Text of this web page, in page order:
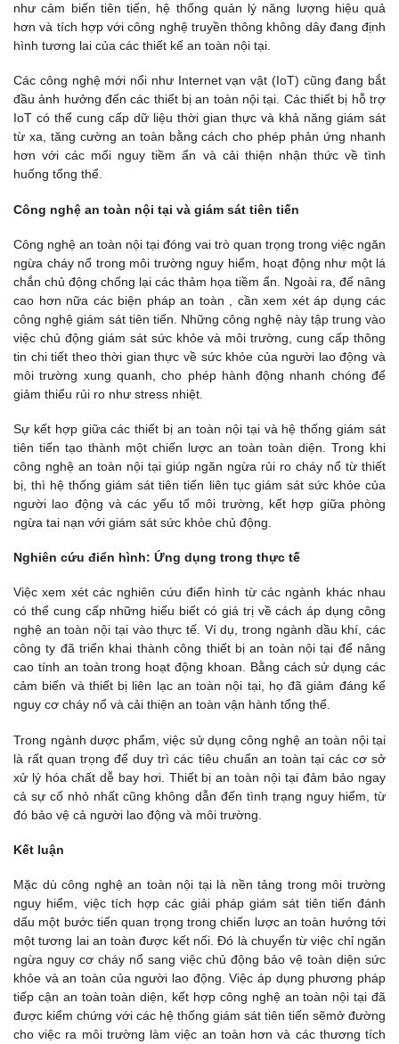
như cảm biến tiên tiến, hệ thống quản lý năng lượng hiệu quả
hơn và tích hợp với công nghệ truyền thông không dây đang định
hình tương lai của các thiết kế an toàn nội tại.
Các công nghệ mới nổi như Internet vạn vật (IoT) cũng đang bắt
đầu ảnh hưởng đến các thiết bị an toàn nội tại. Các thiết bị hỗ trợ
IoT có thể cung cấp dữ liệu thời gian thực và khả năng giám sát
từ xa, tăng cường an toàn bằng cách cho phép phản ứng nhanh
hơn với các mối nguy tiềm ẩn và cải thiện nhận thức về tình
huống tổng thể.
Công nghệ an toàn nội tại và giám sát tiên tiến
Công nghệ an toàn nội tại đóng vai trò quan trọng trong việc ngăn
ngừa cháy nổ trong môi trường nguy hiểm, hoạt động như một lá
chắn chủ động chống lại các thảm họa tiềm ẩn. Ngoài ra, để nâng
cao hơn nữa các biện pháp an toàn , cần xem xét áp dụng các
công nghệ giám sát tiên tiến. Những công nghệ này tập trung vào
việc chủ động giám sát sức khỏe và môi trường, cung cấp thông
tin chi tiết theo thời gian thực về sức khỏe của người lao động và
môi trường xung quanh, cho phép hành động nhanh chóng để
giảm thiểu rủi ro như stress nhiệt.
Sự kết hợp giữa các thiết bị an toàn nội tại và hệ thống giám sát
tiên tiến tạo thành một chiến lược an toàn toàn diện. Trong khi
công nghệ an toàn nội tại giúp ngăn ngừa rủi ro cháy nổ từ thiết
bị, thì hệ thống giám sát tiên tiến liên tục giám sát sức khỏe của
người lao động và các yếu tố môi trường, kết hợp giữa phòng
ngừa tai nạn với giám sát sức khỏe chủ động.
Nghiên cứu điển hình: Ứng dụng trong thực tế
Việc xem xét các nghiên cứu điển hình từ các ngành khác nhau
có thể cung cấp những hiểu biết có giá trị về cách áp dụng công
nghệ an toàn nội tại vào thực tế. Ví dụ, trong ngành dầu khí, các
công ty đã triển khai thành công thiết bị an toàn nội tại để nâng
cao tính an toàn trong hoạt động khoan. Bằng cách sử dụng các
cảm biến và thiết bị liên lạc an toàn nội tại, họ đã giảm đáng kể
nguy cơ cháy nổ và cải thiện an toàn vận hành tổng thể.
Trong ngành dược phẩm, việc sử dụng công nghệ an toàn nội tại
là rất quan trọng để duy trì các tiêu chuẩn an toàn tại các cơ sở
xử lý hóa chất dễ bay hơi. Thiết bị an toàn nội tại đảm bảo ngay
cả sự cố nhỏ nhất cũng không dẫn đến tình trạng nguy hiểm, từ
đó bảo vệ cả người lao động và môi trường.
Kết luận
Mặc dù công nghệ an toàn nội tại là nền tảng trong môi trường
nguy hiểm, việc tích hợp các giải pháp giám sát tiên tiến đánh
dấu một bước tiến quan trọng trong chiến lược an toàn hướng tới
một tương lai an toàn được kết nối. Đó là chuyển từ việc chỉ ngăn
ngừa nguy cơ cháy nổ sang việc chủ động bảo vệ toàn diện sức
khỏe và an toàn của người lao động. Việc áp dụng phương pháp
tiếp cận an toàn toàn diện, kết hợp công nghệ an toàn nội tại đã
được kiểm chứng với các hệ thống giám sát tiên tiến sẽmở đường
cho việc ra môi trường làm việc an toàn hơn và các thương tích